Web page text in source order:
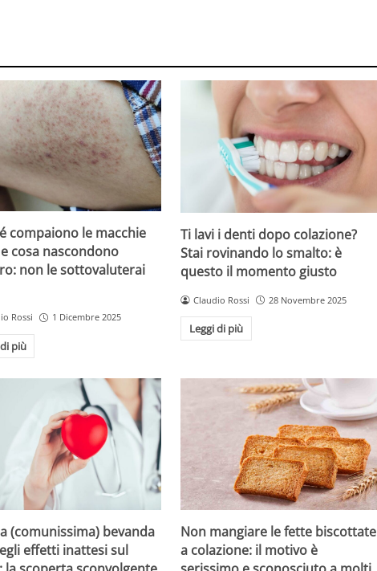
compaiono le macchie
cosa nascondono
non le sottovaluterai
Rossi 1 Dicembre 2025
più
Ti lavi i denti dopo colazione?
Stai rovinando lo smalto: è
questo il momento giusto
Claudio Rossi 28 Novembre 2025
Leggi di più
(comunissima) bevanda
effetti inattesi sul
Non mangiare le fette biscottate
a colazione: il motivo è